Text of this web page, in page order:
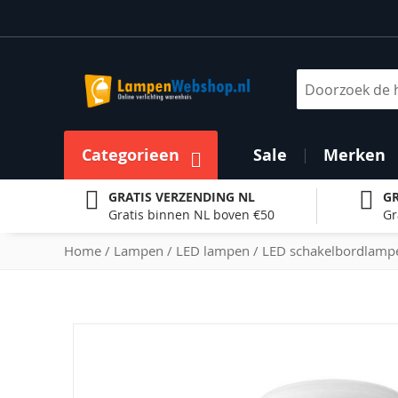
naar
inhoud
Categorieen Sale Merken
GRATIS VERZENDING NL
Gratis binnen NL boven €50
Home Lampen LED lampen LED